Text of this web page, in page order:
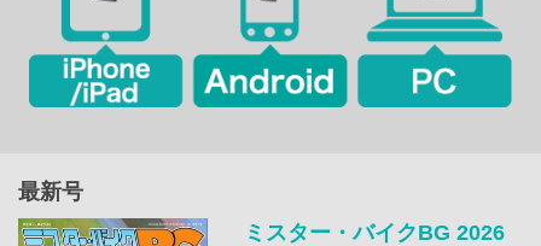
最新号
ミスター・バイクBG 2026